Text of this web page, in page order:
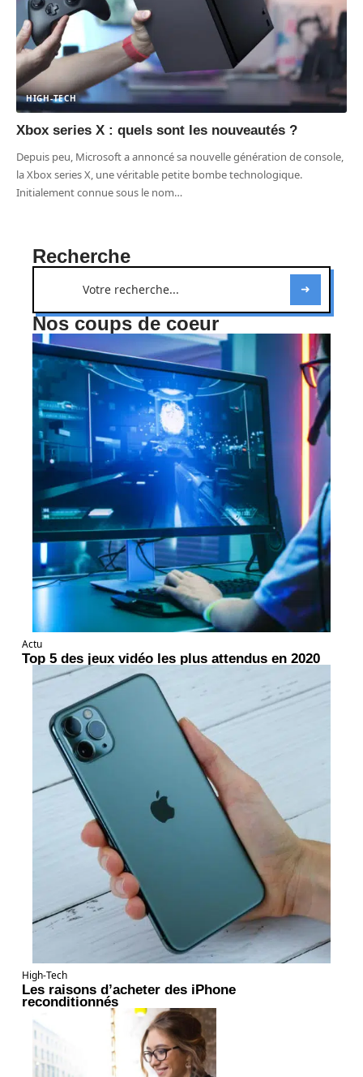
HIGH-TECH
Xbox series X : quels sont les nouveautés ?
Depuis peu, Microsoft a annoncé sa nouvelle génération de console,
la Xbox series X, une véritable petite bombe technologique.
Initialement connue sous le nom…
Recherche
Nos coups de coeur
Actu
Top 5 des jeux vidéo les plus attendus en 2020
High-Tech
Les raisons d’acheter des iPhone
reconditionnés